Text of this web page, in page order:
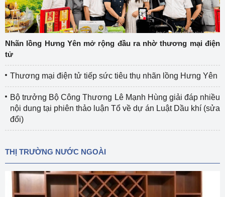
Nhãn lồng Hưng Yên mở rộng đầu ra nhờ thương mại điện
tử
Thương mại điện tử tiếp sức tiêu thụ nhãn lồng Hưng Yên
Bộ trưởng Bộ Công Thương Lê Mạnh Hùng giải đáp nhiều
nội dung tại phiên thảo luận Tổ về dự án Luật Dầu khí (sửa
đổi)
THỊ TRƯỜNG NƯỚC NGOÀI